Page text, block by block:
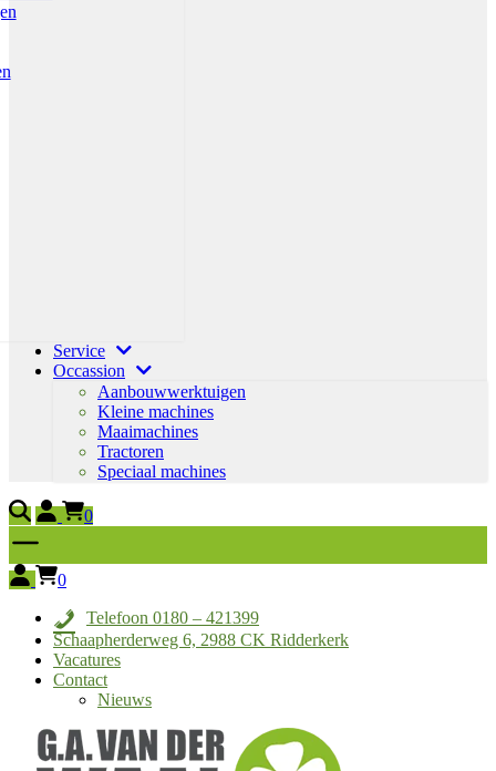
Service
Occassion
Aanbouwwerktuigen
Kleine machines
Maaimachines
Tractoren
Speciaal machines
0
0
Telefoon 0180 – 421399
Schaapherderweg 6, 2988 CK Ridderkerk
Vacatures
Contact
Nieuws